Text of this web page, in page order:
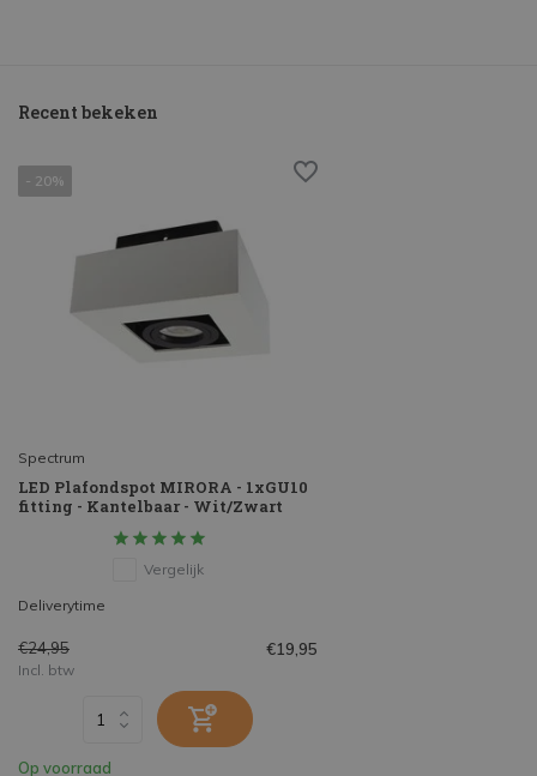
Recent bekeken
- 20%
Spectrum
LED Plafondspot MIRORA - 1xGU10
fitting - Kantelbaar - Wit/Zwart
Vergelijk
Deliverytime
€24,95 €19,95
Incl. btw
Op voorraad